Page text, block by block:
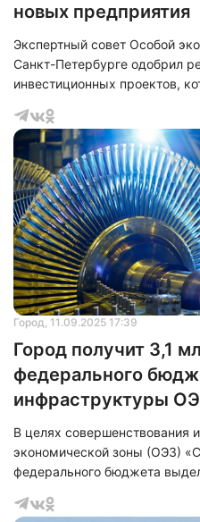
новых предприятия
Экспертный совет Особой
Санкт-Петербурге одобрил
инвестиционных проектов,
двигателей для наземного и
лабораторного
инновационного
различных отраслей
заявленных инвестиций
рублей. Кроме того, были
Город, 11.09.2025 17:39
Город получит 3,1
федерального
инфраструктуры
В целях совершенствования
экономической зоны (ОЭЗ)
федерального бюджета
строительства центра,